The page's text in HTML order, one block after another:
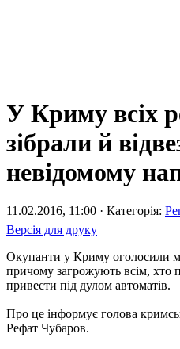
У Криму всіх
зібрали й
невідомому
11.02.2016, 11:00 · Категорія:
Версія для друку
Окупанти у Криму оголосили
причому загрожують всім, хто
привести під дулом автоматів.
Про це інформує голова
Рефат Чубаров.